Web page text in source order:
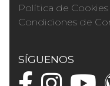
Política de Cookies
Condiciones de
SÍGUENOS